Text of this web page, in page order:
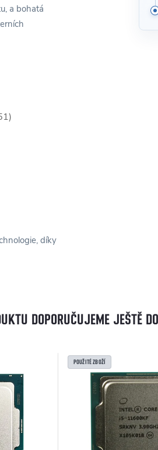
a bohatá
díky
DOPORUČUJEME JEŠTĚ
POUŽITÉ ZBOŽÍ